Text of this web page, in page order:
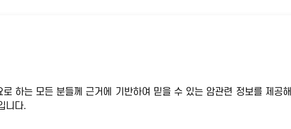
하는 모든 분들께 근거에 기반하여 믿을 수 있는 암관련 정보를 제공해
니다.